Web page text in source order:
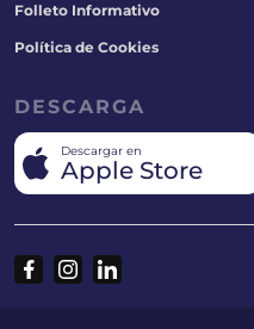
Folleto Informativo
Política de Cookies
DESCARGA
Descargar en
Apple Store